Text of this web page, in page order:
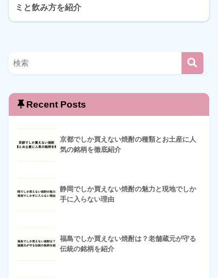
ミと飲み方を紹介
Recent Posts
京都でしか買えない焼酎の種類とお土産に人
気の銘柄を徹底紹介
静岡でしか買えない焼酎の魅力と現地でしか
手に入らない理由
福島でしか買えない焼酎は？老舗蔵元が守る
伝統の銘柄を紹介